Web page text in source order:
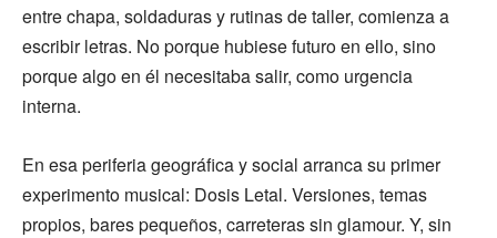
entre chapa, soldaduras y rutinas de taller, comienza a
escribir letras. No porque hubiese futuro en ello, sino
porque algo en él necesitaba salir, como urgencia
interna.
En esa periferia geográfica y social arranca su primer
experimento musical: Dosis Letal. Versiones, temas
propios, bares pequeños, carreteras sin glamour. Y, sin